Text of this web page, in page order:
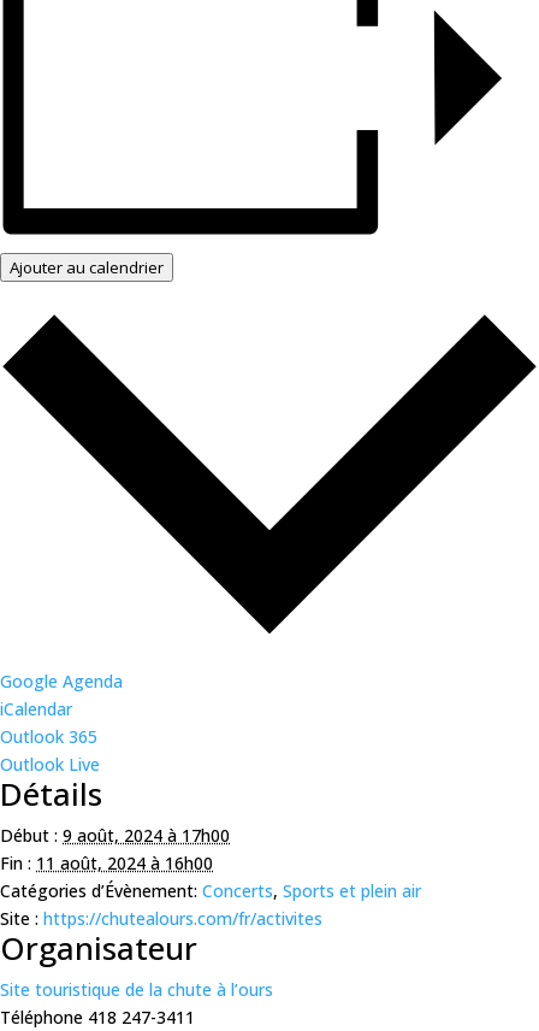
Ajouter au calendrier
Google Agenda
iCalendar
Outlook 365
Outlook Live
Détails
Début : 9 août, 2024 à 17h00
Fin : 11 août, 2024 à 16h00
Catégories d’Évènement: Concerts, Sports et plein air
Site : https://chutealours.com/fr/activites
Organisateur
Site touristique de la chute à l’ours
Téléphone 418 247-3411